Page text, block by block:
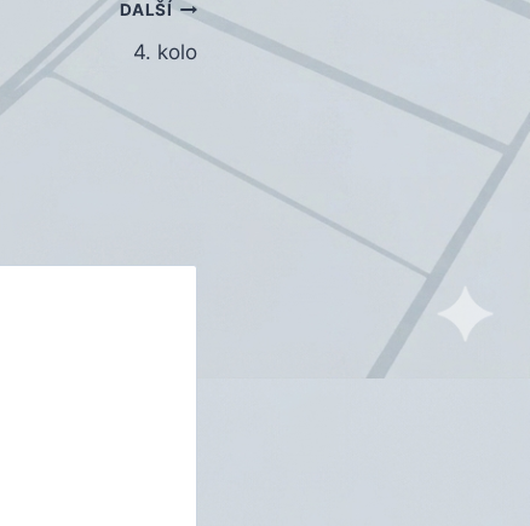
DALŠÍ
4. kolo